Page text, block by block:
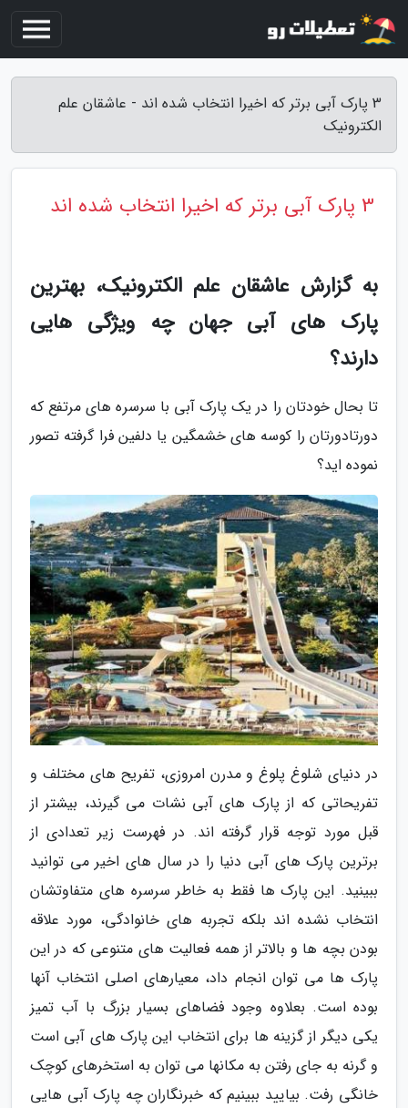
3 پارک آبی برتر که اخیرا انتخاب شده اند - عاشقان علم
الکترونیک
3 پارک آبی برتر که اخیرا انتخاب شده اند
به گزارش عاشقان علم الکترونیک، بهترین
پارک های آبی جهان چه ویژگی هایی
دارند؟
تا بحال خودتان را در یک پارک آبی با سرسره های مرتفع که
دورتادورتان را کوسه های خشمگین یا دلفین فرا گرفته تصور
نموده اید؟
در دنیای شلوغ پلوغ و مدرن امروزی، تفریح های مختلف و
تفریحاتی که از پارک های آبی نشات می گیرند، بیشتر از
قبل مورد توجه قرار گرفته اند. در فهرست زیر تعدادی از
برترین پارک های آبی دنیا را در سال های اخیر می توانید
ببینید. این پارک ها فقط به خاطر سرسره های متفاوتشان
انتخاب نشده اند بلکه تجربه های خانوادگی، مورد علاقه
بودن بچه ها و بالاتر از همه فعالیت های متنوعی که در این
پارک ها می توان انجام داد، معیارهای اصلی انتخاب آنها
بوده است. بعلاوه وجود فضاهای بسیار بزرگ با آب تمیز
یکی دیگر از گزینه ها برای انتخاب این پارک های آبی است
و گرنه به جای رفتن به مکانها می توان به استخرهای کوچک
خانگی رفت. بیایید ببینیم که خبرنگاران چه پارک آبی هایی